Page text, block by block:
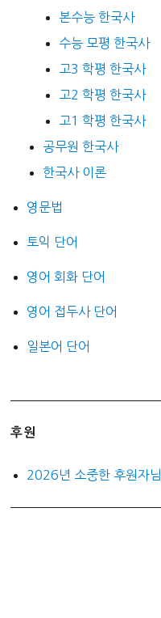
본수능 한국사
수능 모평 한국사
고3 학평 한국사
고2 학평 한국사
고1 학평 한국사
공무원 한국사
한국사 이론
영문법
토익 단어
영어 회화 단어
영어 접두사 단어
일본어 단어
후원
2026년 소중한 후원자님